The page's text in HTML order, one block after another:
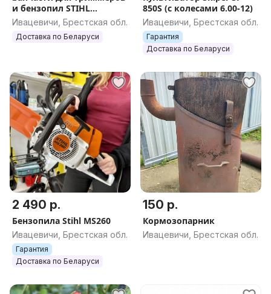
и бензопил STIHL
(оригиналы)
Ивацевичи, Брестская обл.
Доставка по Беларуси
850S (с колесами 6.00-12)
Ивацевичи, Брестская обл.
Гарантия
Доставка по Беларуси
2 490 р.
Бензопила Stihl MS260
Ивацевичи, Брестская обл.
Гарантия
Доставка по Беларуси
150 р.
Кормозопарник
Ивацевичи, Брестская обл.